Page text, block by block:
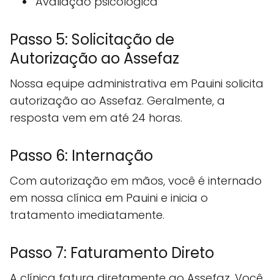
Passo 5: Solicitação de
Autorização ao Assefaz
Nossa equipe administrativa em Pauini solicita
autorização ao Assefaz. Geralmente, a
resposta vem em até 24 horas.
Passo 6: Internação
Com autorização em mãos, você é internado
em nossa clínica em Pauini e inicia o
tratamento imediatamente.
Passo 7: Faturamento Direto